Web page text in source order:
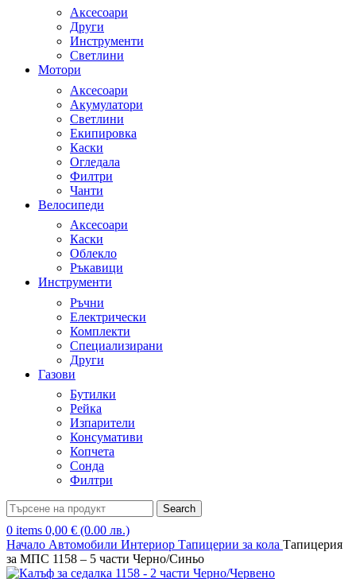
Аксесоари
Други
Инструменти
Светлини
Мотори
Аксесоари
Акумулатори
Светлини
Екипировка
Каски
Огледала
Филтри
Чанти
Велосипеди
Аксесоари
Каски
Облекло
Ръкавици
Инструменти
Ръчни
Електрически
Комплекти
Специализирани
Други
Газови
Бутилки
Рейка
Изпарители
Консумативи
Копчета
Сонда
Филтри
Search
0 items 0,00 € (0.00 лв.)
Начало Автомобили Интериор Тапицерии за кола Тапицерия
за МПС 1158 – 5 части Черно/Синьо